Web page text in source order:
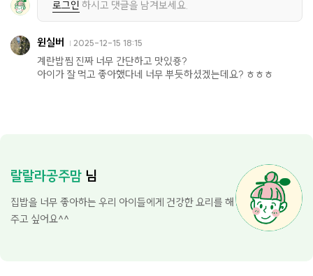
로그인 하시고 댓글을 남겨보세요.
윈실버 2025-12-15 18:15
계란밥찜 진짜 너무 간단하고 맛있죵?
아이가 잘 먹고 좋아했다네 너무 뿌듯하셨겠는데요? ㅎㅎㅎ
랄랄라공주맘 님
집밥을 너무 좋아하는 우리 아이들에게 건강한 요리를 해
주고 싶어요^^